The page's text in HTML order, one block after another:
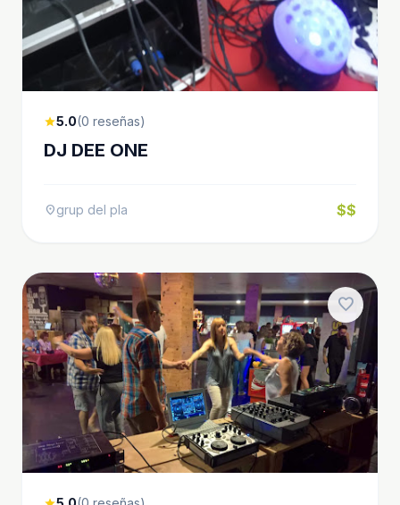
star5.0(0 reseñas)
DJ DEE ONE
location_ongrup del pla $$
favorite